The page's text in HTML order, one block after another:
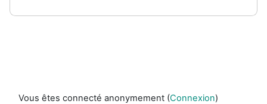
Vous êtes connecté anonymement (Connexion)